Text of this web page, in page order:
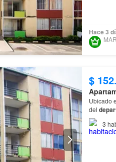
Hace 3
$
Ubicado
del
3